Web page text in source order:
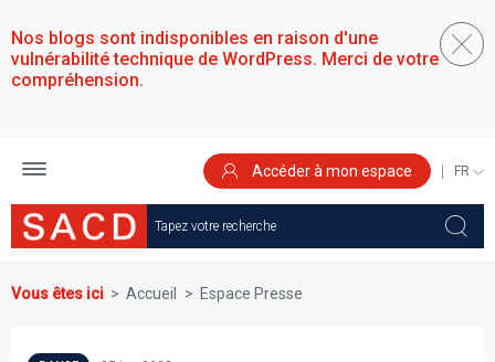
au
contenu
principal
Nos blogs sont indisponibles en raison d'une
vulnérabilité technique de WordPress. Merci de votre
compréhension.
Accéder à mon espace
YOUR
Vous êtes ici Accueil Espace Presse